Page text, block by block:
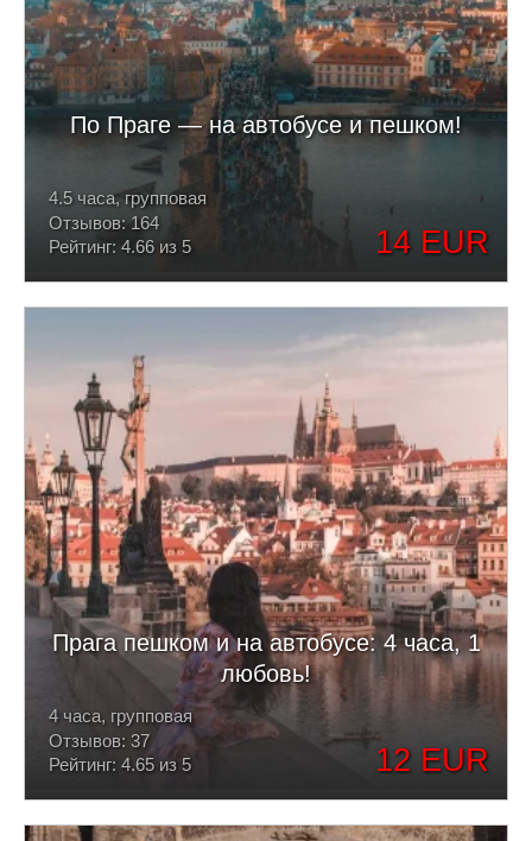
По Праге — на автобусе и пешком!
14 EUR
4.5 часа, групповая
Отзывов: 164
Рейтинг: 4.66 из 5
Прага пешком и на автобусе: 4 часа, 1
любовь!
12 EUR
4 часа, групповая
Отзывов: 37
Рейтинг: 4.65 из 5